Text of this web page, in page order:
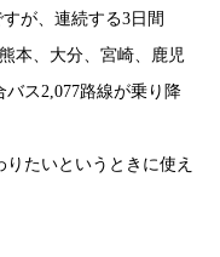
が、連続する3日間
本、大分、宮崎、鹿児
ス2,077路線が乗り降
たいというときに使え